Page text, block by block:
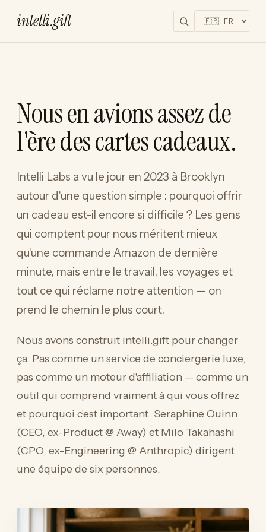
intelli.gift
Nous en avions assez de
l'ère des cartes cadeaux.
Intelli Labs a vu le jour en 2023 à Brooklyn
autour d'une question simple : pourquoi offrir
un cadeau est-il encore si difficile ? Les gens
qui comptent pour nous méritent mieux
qu'une commande Amazon de dernière
minute, mais entre le travail, les voyages et
tout ce qui réclame notre attention — on
prend le chemin le plus court.
Nous avons construit intelli.gift pour changer
ça. Pas comme un service de conciergerie luxe,
pas comme un moteur d'affiliation — comme un
outil qui comprend vraiment à qui vous offrez
et pourquoi c'est important. Seraphine Quinn
(CEO, ex-Product @ Away) et Milo Takahashi
(CPO, ex-Engineering @ Anthropic) dirigent
une équipe de six personnes.